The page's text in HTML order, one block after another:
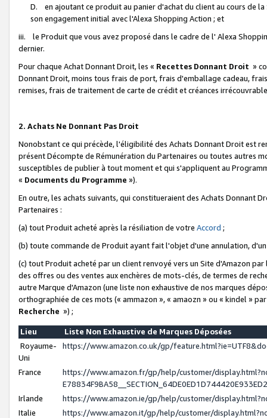
D. en ajoutant ce produit au panier d'achat du client au cours de
son engagement initial avec l'Alexa Shopping Action ; et
iii. le Produit que vous avez proposé dans le cadre de l' Alexa
dernier.
Pour chaque Achat Donnant Droit, les « Recettes Donnant Droit »
Donnant Droit, moins tous frais de port, frais d'emballage cadeau,
remises, frais de traitement de carte de crédit et créances
2. Achats Ne Donnant Pas Droit
Nonobstant ce qui précède, l'éligibilité des Achats Donnant Droit est
présent Décompte de Rémunération du Partenaires ou toutes autres
susceptibles de publier à tout moment et qui s'appliquent au
« Documents du Programme »).
En outre, les achats suivants, qui constitueraient des Achats Donnant
Partenaires :
(a) tout Produit acheté après la résiliation de votre Accord ;
(b) toute commande de Produit ayant fait l'objet d'une annulation,
(c) tout Produit acheté par un client renvoyé vers un Site d'Amazon
des offres ou des ventes aux enchères de mots-clés, de termes de
autre Marque d'Amazon (une liste non exhaustive de nos marques
orthographiée de ces mots (« ammazon », « amaozn » ou « kindel »
Recherche ») ;
Lieu
Liste Non Exhaustive de Marques Déposées
Royaume-
Uni
https://www.amazon.co.uk/gp/
France
https://www.amazon.fr/gp/help/customer/
Irlande
https://www.amazon.ie/gp/help/customer/
Italie
https://www.amazon.it/gp/help/customer/